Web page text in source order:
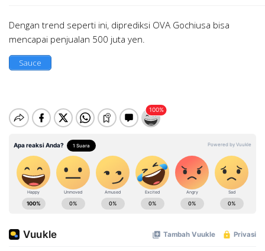
Dengan trend seperti ini, diprediksi OVA Gochiusa bisa
mencapai penjualan 500 juta yen.
Sauce